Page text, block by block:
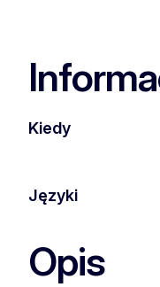
Kiedy
Języki
Opis